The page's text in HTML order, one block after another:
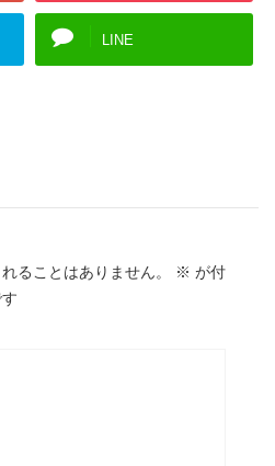
LINE
ることはありません。 ※ が付